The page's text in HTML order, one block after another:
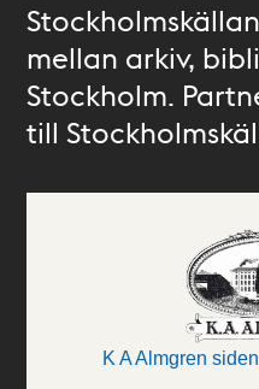
mellan arkiv,
Stockholm.
till
K A Almgren